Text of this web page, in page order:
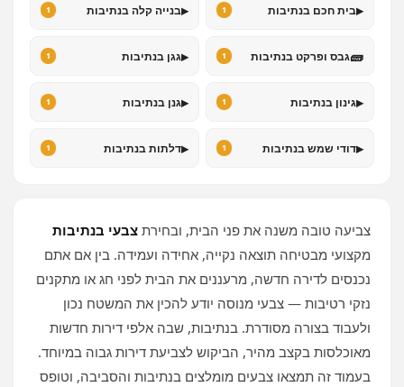
▸בית חכם בנתיבות 1
▸בנייה קלה בנתיבות 1
🧱גבס ופרקט בנתיבות 1
▸גגן בנתיבות 1
▸גינון בנתיבות 1
▸גנן בנתיבות 1
▸דודי שמש בנתיבות 1
▸דלתות בנתיבות 1
צביעה טובה משנה את פני הבית, ובחירת צבעי בנתיבות
מקצועי מבטיחה תוצאה נקייה, אחידה ועמידה. בין אם אתם
נכנסים לדירה חדשה, מרעננים את הבית לפני חג או מתקנים
נזקי רטיבות — צבעי מנוסה יודע להכין את המשטח נכון
ולעבוד בצורה מסודרת. בנתיבות, שבה אלפי דירות חדשות
מאוכלסות בקצב מהיר, הביקוש לצביעת דירות גבוה במיוחד.
בעמוד זה תמצאו צבעים מומלצים בנתיבות והסביבה, וטופס